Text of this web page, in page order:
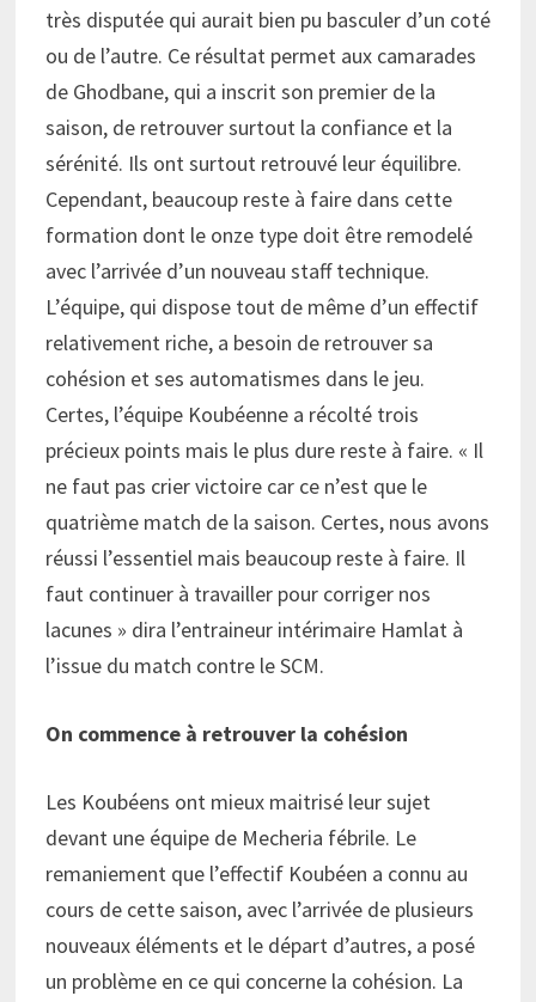
très disputée qui aurait bien pu basculer d’un coté
ou de l’autre. Ce résultat permet aux camarades
de Ghodbane, qui a inscrit son premier de la
saison, de retrouver surtout la confiance et la
sérénité. Ils ont surtout retrouvé leur équilibre.
Cependant, beaucoup reste à faire dans cette
formation dont le onze type doit être remodelé
avec l’arrivée d’un nouveau staff technique.
L’équipe, qui dispose tout de même d’un effectif
relativement riche, a besoin de retrouver sa
cohésion et ses automatismes dans le jeu.
Certes, l’équipe Koubéenne a récolté trois
précieux points mais le plus dure reste à faire. « Il
ne faut pas crier victoire car ce n’est que le
quatrième match de la saison. Certes, nous avons
réussi l’essentiel mais beaucoup reste à faire. Il
faut continuer à travailler pour corriger nos
lacunes » dira l’entraineur intérimaire Hamlat à
l’issue du match contre le SCM.
On commence à retrouver la cohésion
Les Koubéens ont mieux maitrisé leur sujet
devant une équipe de Mecheria fébrile. Le
remaniement que l’effectif Koubéen a connu au
cours de cette saison, avec l’arrivée de plusieurs
nouveaux éléments et le départ d’autres, a posé
un problème en ce qui concerne la cohésion. La